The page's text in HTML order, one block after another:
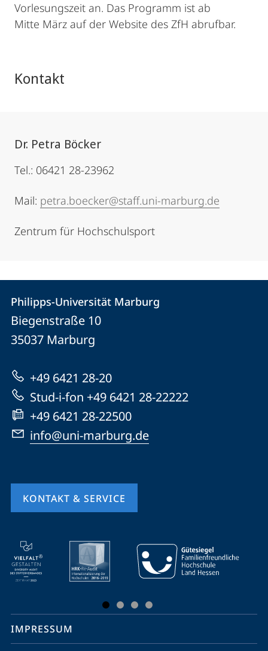
Vorlesungszeit an. Das Programm ist ab
Mitte März auf der Website des ZfH abrufbar.
Kontakt
Dr. Petra Böcker
Tel.: 06421 28-23962
Mail: petra.boecker@staff.uni-marburg.de
Zentrum für Hochschulsport
Kontakt
und
Informationen
zur
Website
Kontaktinformationen
Philipps-
Universität
Philipps-Universität Marburg
Biegenstraße 10
35037 Marburg
+49 6421 28-20
Stud-i-fon +49 6421 28-22222
+49 6421 28-22500
info@uni-marburg.de
KONTAKT & SERVICE
Mobile-
Service-
Navigation
Social
Media
IMPRESSUM